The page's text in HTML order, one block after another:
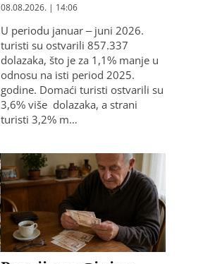
08.08.2026. | 14:06
U periodu januar – juni 2026.
turisti su ostvarili 857.337
dolazaka, što je za 1,1% manje u
odnosu na isti period 2025.
godine. Domaći turisti ostvarili su
3,6% više dolazaka, a strani
turisti 3,2% m…